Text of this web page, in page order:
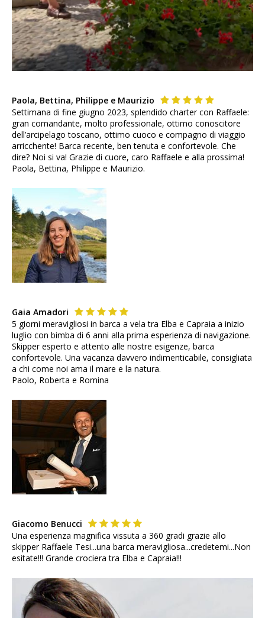
Paola, Bettina, Philippe e Maurizio
Settimana di fine giugno 2023, splendido charter con Raffaele:
gran comandante, molto professionale, ottimo conoscitore
dell’arcipelago toscano, ottimo cuoco e compagno di viaggio
arricchente! Barca recente, ben tenuta e confortevole. Che
dire? Noi si va! Grazie di cuore, caro Raffaele e alla prossima!
Paola, Bettina, Philippe e Maurizio.
Gaia Amadori
5 giorni meravigliosi in barca a vela tra Elba e Capraia a inizio
luglio con bimba di 6 anni alla prima esperienza di navigazione.
Skipper esperto e attento alle nostre esigenze, barca
confortevole. Una vacanza davvero indimenticabile, consigliata
a chi come noi ama il mare e la natura.
Paolo, Roberta e Romina
Giacomo Benucci
Una esperienza magnifica vissuta a 360 gradi grazie allo
skipper Raffaele Tesi...una barca meravigliosa...credetemi...Non
esitate!!! Grande crociera tra Elba e Capraia!!!